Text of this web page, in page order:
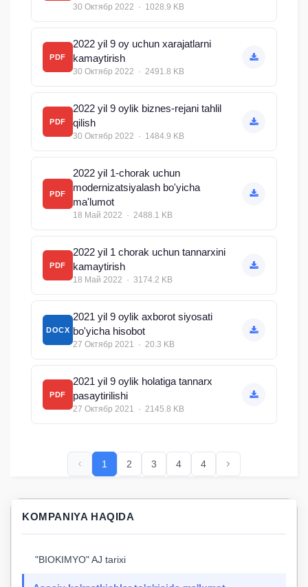
30 Октябр 2022 · 1028.9 KB
PDF
2022 yil 9 oy uchun xarajatlarni
kamaytirish
30 Октябр 2022 · 2491.8 KB
PDF
2022 yil 9 oylik biznes-rejani tahlil
qilish
30 Октябр 2022 · 1484.9 KB
PDF
2022 yil 1-chorak uchun
modernizatsiyalash bo'yicha
ma'lumot
18 Май 2022 · 2488.1 KB
PDF
2022 yil 1 chorak uchun tannarxini
kamaytirish
18 Май 2022 · 3174.2 KB
DOCX
2021 yil 9 oylik axborot siyosati
bo'yicha hisobot
27 Октябр 2021 · 20.3 KB
PDF
2021 yil 9 oylik holatiga tannarx
pasaytirilishi
27 Октябр 2021 · 2145.8 KB
1 2 3 4 4
KOMPANIYA HAQIDA
"BIOKIMYO" AJ tarixi